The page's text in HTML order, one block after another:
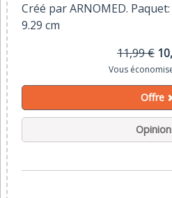
Créé par ARNOMED.
9.29 cm
11,99 €
Vous
Offre